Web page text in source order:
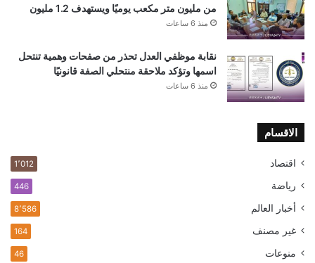
من مليون متر مكعب يوميًا ويستهدف 1.2 مليون
منذ 6 ساعات
نقابة موظفي العدل تحذر من صفحات وهمية تنتحل
اسمها وتؤكد ملاحقة منتحلي الصفة قانونيًا
منذ 6 ساعات
الاقسام
اقتصاد 1٬012
رياضة 446
أخبار العالم 8٬586
غير مصنف 164
منوعات 46